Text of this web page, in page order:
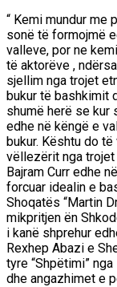
“ Kemi mundur me
sonë të formojmë
valleve, por ne
të aktorëve ,
sjellim nga trojet
bukur të bashkimit
shumë herë se kur
edhe në këngë e
bukur. Kështu do
vëllezërit nga
Bajram Curr edhe
forcuar idealin e
Shoqatës “Martin
mikpritjen ën
i kanë shprehur
Rexhep Abazi e
tyre “Shpëtimi”
dhe angazhimet e